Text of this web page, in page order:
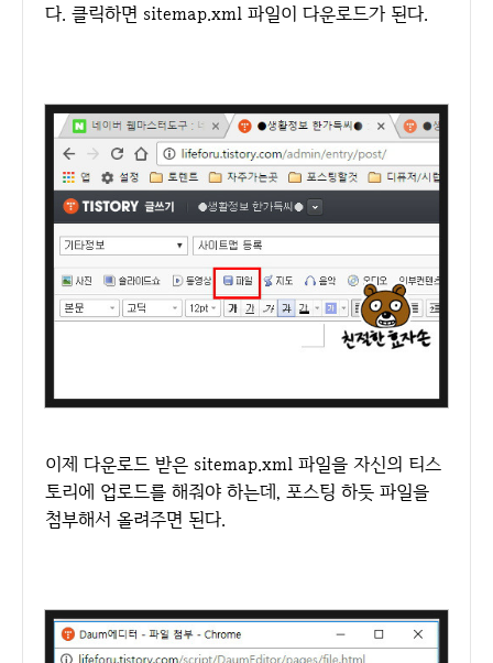
다. 클릭하면 sitemap.xml 파일이 다운로드가 된다.
이제 다운로드 받은 sitemap.xml 파일을 자신의 티스
토리에 업로드를 해줘야 하는데, 포스팅 하듯 파일을
첨부해서 올려주면 된다.